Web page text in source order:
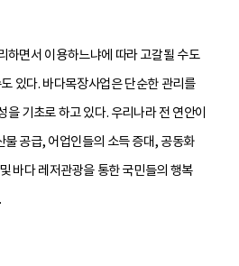
하면서 이용하느냐에 따라 고갈될 수도
있다. 바다목장사업은 단순한 관리를
기초로 하고 있다. 우리나라 전 연안이
공급, 어업인들의 소득 증대, 공동화
바다 레저관광을 통한 국민들의 행복